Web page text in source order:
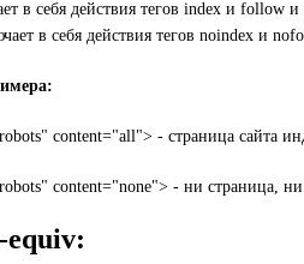
в себя действия тегов index и follow
в себя действия тегов noindex и
content="all"> - страница сайта
content="none"> - ни страница,